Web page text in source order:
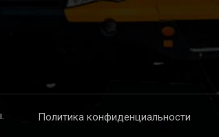
Политика конфиденциальности